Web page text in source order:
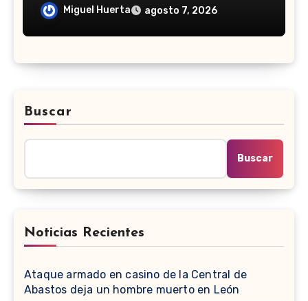
San Francisco del Rincón
Miguel Huerta agosto 7, 2026
Buscar
Buscar
Noticias Recientes
Ataque armado en casino de la Central de
Abastos deja un hombre muerto en León